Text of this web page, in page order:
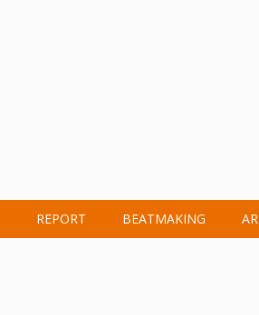
REPORT BEATMAKING